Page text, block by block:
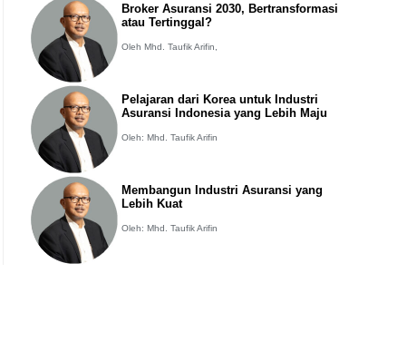
Broker Asuransi 2030, Bertransformasi
atau Tertinggal?
Oleh Mhd. Taufik Arifin,
Pelajaran dari Korea untuk Industri
Asuransi Indonesia yang Lebih Maju
Oleh: Mhd. Taufik Arifin
Membangun Industri Asuransi yang
Lebih Kuat
Oleh: Mhd. Taufik Arifin